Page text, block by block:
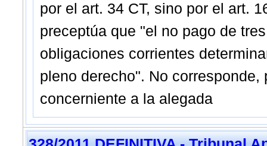
por el art. 34 CT, sino por el art.
preceptúa que "el no pago de
obligaciones corrientes
pleno derecho". No
concerniente a la alegada